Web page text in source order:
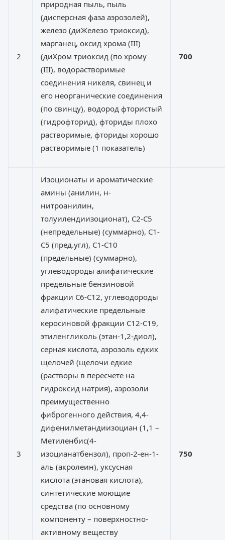
2
природная пыль, пыль
(дисперсная фаза аэрозолей),
железо (диЖелезо триоксид),
марганец, оксид хрома (III)
(диХром триоксид (по хрому
(III), водорастворимые
соединения никеля, свинец и
его неорганические соединения
(по свинцу), водород фтористый
(гидрофторид), фториды плохо
растворимые, фториды хорошо
растворимые (1 показатель)
700
3
Изоционаты и ароматические
амины (анилин, н-
нитроанилин,
толуилендиизоционат), С2-С5
(непредельные) (суммарно), С1-
С5 (пред.угл), С1-С10
(предельные) (суммарно),
углеводороды алифатические
предельные бензиновой
фракции С6-С12, углеводороды
алифатические предельные
керосиновой фракции С12-С19,
этиленгликоль (этан-1,2-диол),
серная кислота, аэрозоль едких
щелочей (щелочи едкие
(растворы в пересчете на
гидроксид натрия), аэрозоли
преимущественно
фиброгенного действия, 4,4-
дифенилметандиизоциан (1,1 –
Метиленбис(4-
изоцианатбензол), проп-2-ен-1-
аль (акролеин), уксусная
кислота (этановая кислота),
синтетические моющие
средства (по основному
компоненту – поверхностно-
активному веществу
750